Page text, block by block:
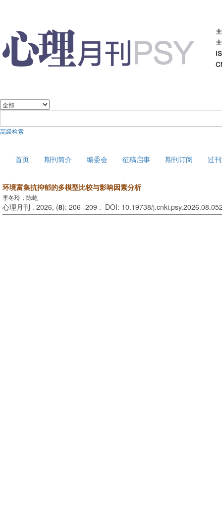
高级检索
首页 期刊简介 编委会 征稿启事 期刊订阅 过
环境富集抗抑郁的多模型比较与影响因素分析
李冬玲，陈屹
心理月刊 . 2026, (8): 206 -209 . DOI: 10.19738/